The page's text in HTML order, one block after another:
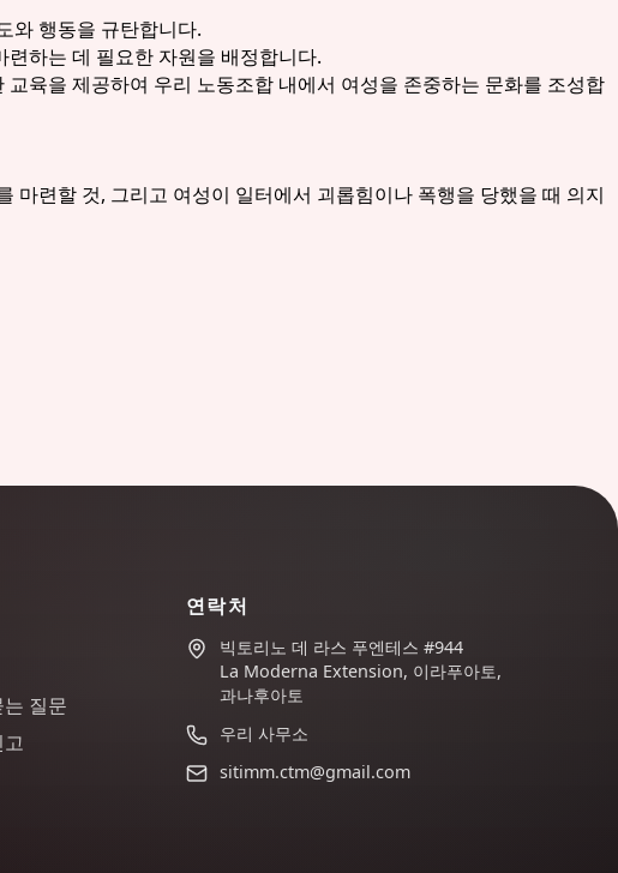
와 행동을 규탄합니다.
하는 데 필요한 자원을 배정합니다.
육을 제공하여 우리 노동조합 내에서 여성을 존중하는 문화를 조성합
련할 것, 그리고 여성이 일터에서 괴롭힘이나 폭행을 당했을 때 의지
질문
연락처
빅토리노 데 라스 푸엔테스 #944
La Moderna Extension, 이라푸아토,
과나후아토
우리 사무소
sitimm.ctm@gmail.com